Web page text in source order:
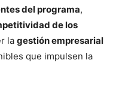
del programa,
de los
la gestión empresarial
que impulsen la